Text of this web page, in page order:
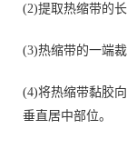
(2)提取热缩带的长
(3)热缩带的一端裁
(4)将热缩带黏胶
垂直居中部位。